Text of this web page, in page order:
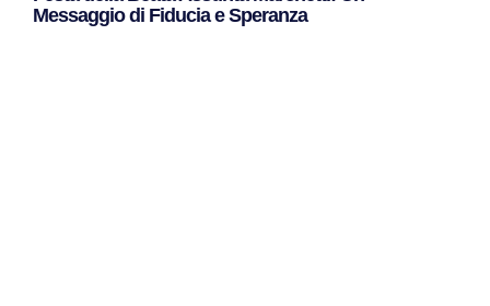
Messaggio di Fiducia e Speranza